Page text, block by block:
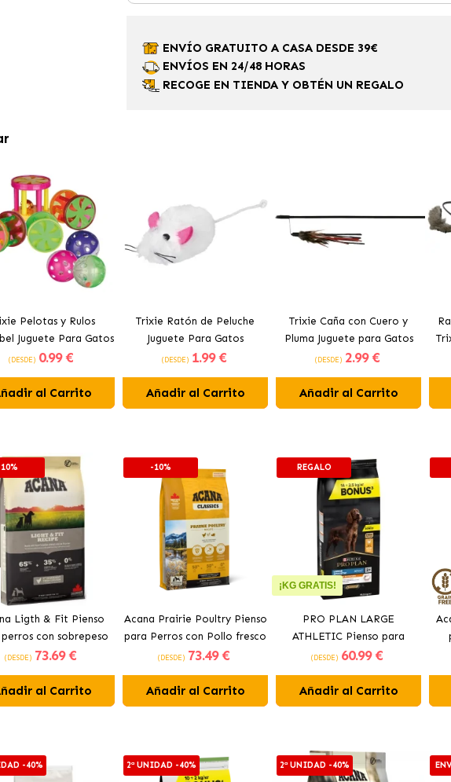
ENVÍO GRATUITO A CASA DESDE 39€
ENVÍOS EN 24/48 HORAS
RECOGE EN TIENDA Y OBTÉN UN REGALO
Pelotas y Rulos
Juguete Para Gatos
Formas y Colores
(DESDE) 0.99 €
al Carrito
Trixie Ratón de Peluche
Juguete Para Gatos
(DESDE) 1.99 €
Añadir al Carrito
Trixie Caña con Cuero y
Pluma Juguete para Gatos
(DESDE) 2.99 €
Añadir al Carrito
Ligth & Fit Pienso
con sobrepeso
con pollo fresco
(DESDE) 73.69 €
al Carrito
-10%
Acana Prairie Poultry Pienso
para Perros con Pollo fresco
(DESDE) 73.49 €
Añadir al Carrito
REGALO
¡KG GRATIS!
PRO PLAN LARGE
ATHLETIC Pienso para
perros con pollo
(DESDE) 60.99 €
Añadir al Carrito
-40% 2ª UNIDAD -40% 2ª UNIDAD -40%